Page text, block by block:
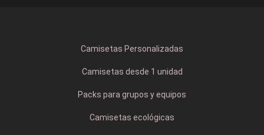
Camisetas Personalizadas
Camisetas desde 1 unidad
Packs para grupos y equipos
Camisetas ecológicas